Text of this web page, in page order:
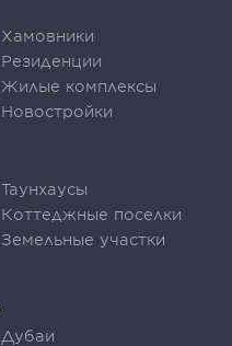
Хамовники
Резиденции
Жилые комплексы
Новостройки
Таунхаусы
Коттеджные поселки
Земельные участки
Дубаи